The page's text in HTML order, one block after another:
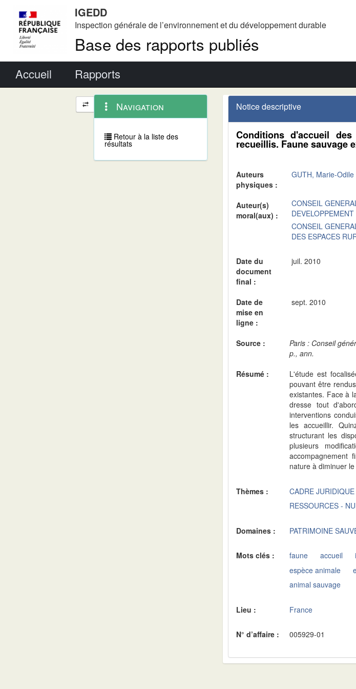
IGEDD
Inspection générale de l’environnement et du développement durable
Base des rapports publiés
Accueil Rapports
Navigation
et
outils
annexes
contextuel
Navigation
Retour à la liste des
résultats
Notice descriptive
Conditions d'accueil
recueillis. Faune sauvage
Auteurs
physiques :
GUTH, Marie-Odile
Auteur(s)
moral(aux) :
CONSEIL
CONSEIL
DES ESPACES
Date du
document
final :
juil. 2010
Date de
mise en
ligne :
sept. 2010
Source :
Paris : Conseil
p., ann.
Résumé :
L'étude est
pouvant être
existantes. Face à
dresse tout
interventions
les accueillir.
structurant les
plusieurs
accompagnement
nature à diminuer
Thèmes : CADRE JURIDIQUE
RESSOURCES -
Domaines : PATRIMOINE
Mots clés : faune accueil
espèce animale
animal sauvage
Lieu : France
N° d’affaire : 005929-01